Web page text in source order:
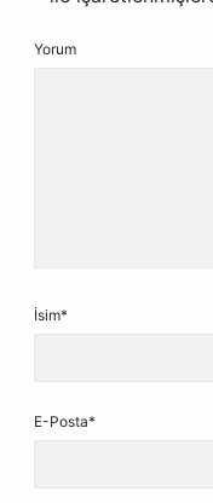
Yorum
İsim*
E-Posta*